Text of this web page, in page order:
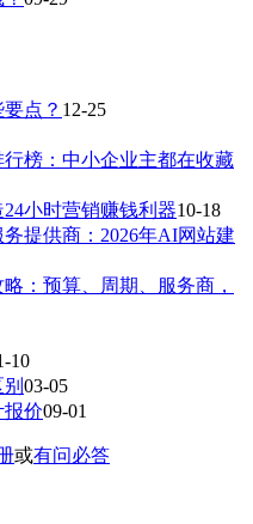
点？ 12-25
榜：中小企业主都在收藏
小时营销赚钱利器10-18
提供商：2026年AI网站建
：预算、周期、服务商，
10
03-05
报价09-01
或有问必答